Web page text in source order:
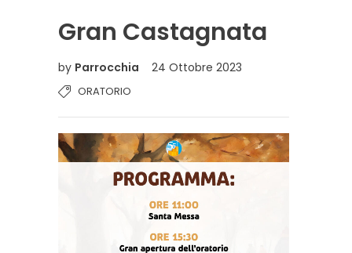
Gran Castagnata
by Parrocchia 24 Ottobre 2023
ORATORIO